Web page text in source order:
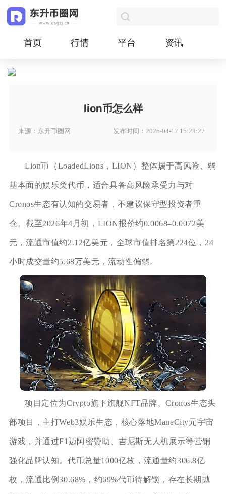
首页 行情 平台 资讯
lion币怎么样
来源：东升币圈网 发布时间：2026-04-17 15:23:27
Lion币（LoadedLions，LION）整体属于高风险、弱
基本面的娱乐类代币，适合具备高风险承受力与对
Cronos生态有认知的交易者，不建议保守型投资者重
仓。截至2026年4月初，LION报价约0.0068–0.0072美
元，流通市值约2.12亿美元，全球市值排名第224位，24
小时成交量约5.68万美元，流动性偏弱。
项目定位为Crypto旗下旗舰NFT品牌、Cronos生态头
部项目，主打Web3娱乐生态，核心落地ManeCity元宇宙
游戏，并通过F1迈阿密赞助、吉尼斯无人机展示等营销
强化品牌认知。代币总量1000亿枚，流通量约306.8亿
枚，流通比例30.68%，约69%代币待解锁，存在长期抛